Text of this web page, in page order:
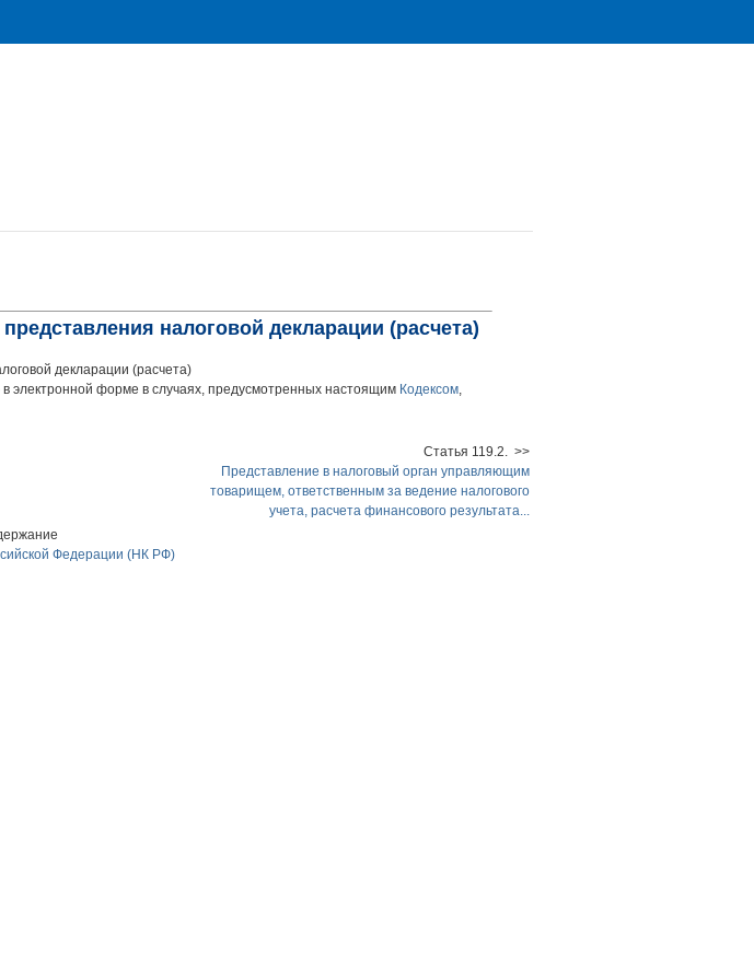
налоговой декларации (расчета)
декларации (расчета)
электронной форме в случаях, предусмотренных настоящим Кодексом,
Статья 119.2. >>
Представление в налоговый орган управляющим
товарищем, ответственным за ведение налогового
учета, расчета финансового результата...
Федерации (НК РФ)